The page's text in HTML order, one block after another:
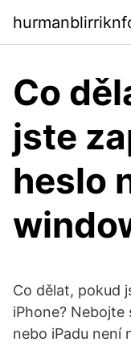
Co
jste
heslo
Co dělat, pokud
iPhone? Nebojte
nebo iPadu není